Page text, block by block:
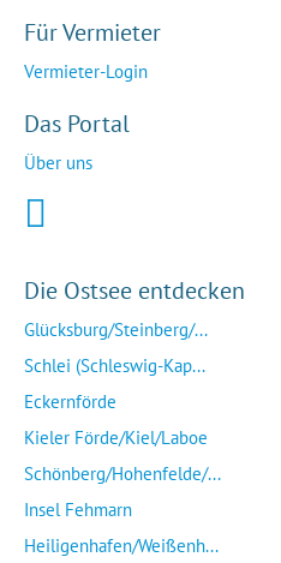
Für Vermieter
Vermieter-Login
Das Portal
Über uns
Die Ostsee entdecken
Glücksburg/Steinberg/...
Schlei (Schleswig-Kap...
Eckernförde
Kieler Förde/Kiel/Laboe
Schönberg/Hohenfelde/...
Insel Fehmarn
Heiligenhafen/Weißenh...